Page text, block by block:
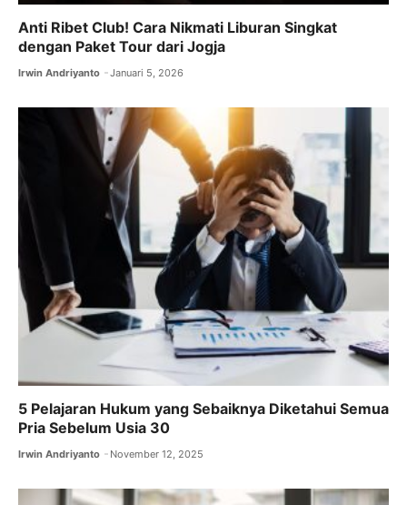
Anti Ribet Club! Cara Nikmati Liburan Singkat
dengan Paket Tour dari Jogja
Irwin Andriyanto Januari 5, 2026
5 Pelajaran Hukum yang Sebaiknya Diketahui Semua
Pria Sebelum Usia 30
Irwin Andriyanto November 12, 2025